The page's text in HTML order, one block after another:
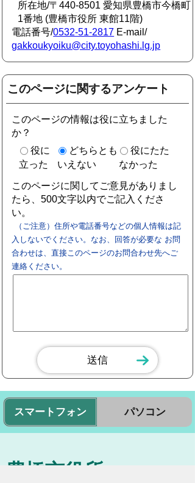
所在地/〒440-8501 愛知県豊橋市今橋町
1番地 (豊橋市役所 東館11階)
電話番号/0532-51-2817 E-mail/
gakkoukyoiku@city.toyohashi.lg.jp
このページに関するアンケート
このページの情報は役に立ちました
か？
役に
立った
どちらとも
いえない
役にたた
なかった
このページに関してご意見がありまし
たら、500文字以内でご記入くださ
い。
（ご注意）住所や電話番号などの個人情報は記
入しないでください。なお、回答が必要な お問
合わせは、直接このページのお問合わせ先へご
連絡ください。
スマートフォン パソコン
豊橋市役所